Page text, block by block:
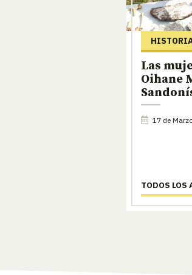
Las
Oihane
17 de
TODOS LOS